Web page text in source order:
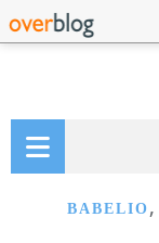
BABELIO ,